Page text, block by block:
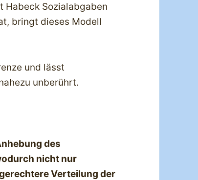
Habeck Sozialabgaben
bringt dieses Modell
und lässt
unberührt.
des
nicht nur
Verteilung der